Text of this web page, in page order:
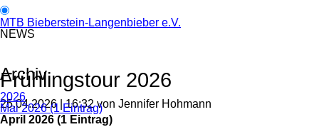
MTB Bieberstein-Langenbieber e.V.
NEWS
Frühlingstour 2026
25.04.2026 | 16:32von Jennifer Hohmann
Archiv
2026
Mai 2026 (1 Eintrag)
April 2026 (1 Eintrag)